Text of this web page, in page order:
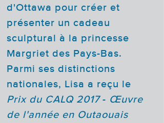
d'Ottawa pour créer et
présenter un cadeau
sculptural à la princesse
Margriet des Pays-Bas.
Parmi ses distinctions
nationales, Lisa a reçu le
Prix du CALQ 2017- Œuvre
de l'année en Outaouais